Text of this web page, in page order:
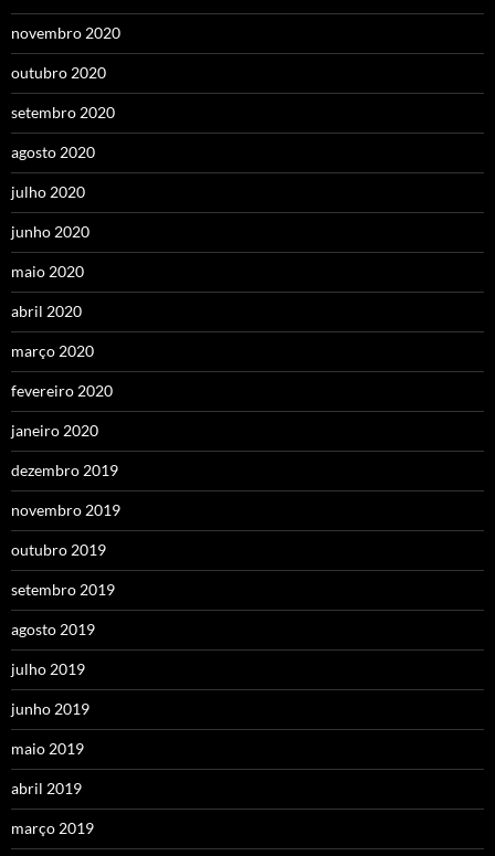
novembro 2020
outubro 2020
setembro 2020
agosto 2020
julho 2020
junho 2020
maio 2020
abril 2020
março 2020
fevereiro 2020
janeiro 2020
dezembro 2019
novembro 2019
outubro 2019
setembro 2019
agosto 2019
julho 2019
junho 2019
maio 2019
abril 2019
março 2019